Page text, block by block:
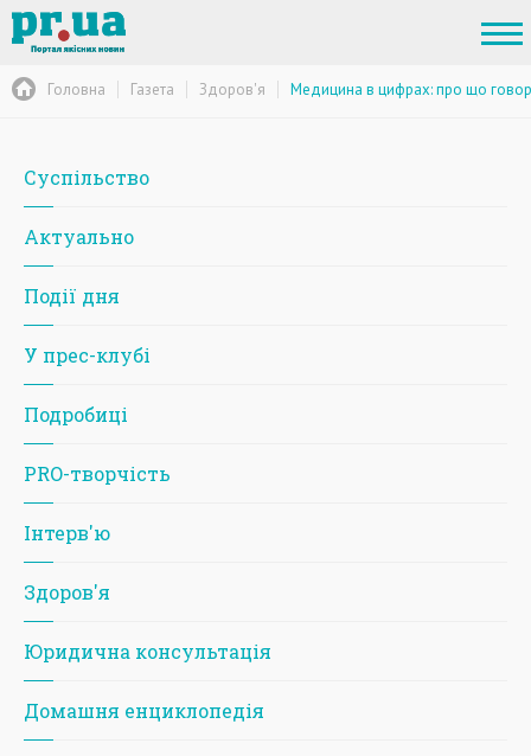
Головна Газета Здоров'я Медицина в цифрах: про що
Суспільство
Актуально
Події дня
У прес-клубі
Подробиці
PRO-творчість
Iнтерв'ю
Здоров'я
Юридична консультація
Домашня енциклопедія